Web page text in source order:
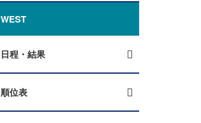
WEST
日程・結果
順位表